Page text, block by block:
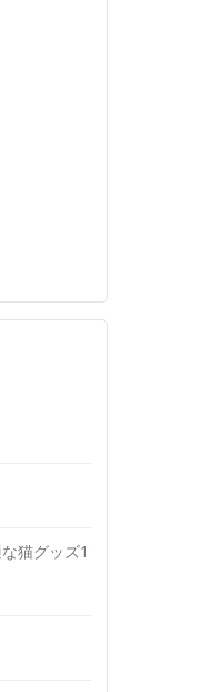
猫グッズ1